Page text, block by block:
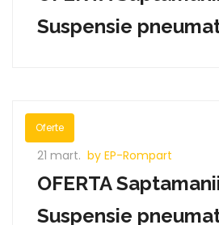
Suspensie
Oferte
21 mart. by EP-Rompart
OFERTA
Suspensie